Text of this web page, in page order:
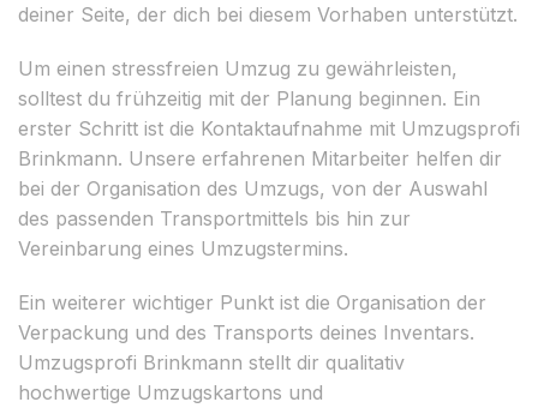
deiner Seite, der dich bei diesem Vorhaben unterstützt.
Um einen stressfreien Umzug zu gewährleisten,
solltest du frühzeitig mit der Planung beginnen. Ein
erster Schritt ist die Kontaktaufnahme mit Umzugsprofi
Brinkmann. Unsere erfahrenen Mitarbeiter helfen dir
bei der Organisation des Umzugs, von der Auswahl
des passenden Transportmittels bis hin zur
Vereinbarung eines Umzugstermins.
Ein weiterer wichtiger Punkt ist die Organisation der
Verpackung und des Transports deines Inventars.
Umzugsprofi Brinkmann stellt dir qualitativ
hochwertige Umzugskartons und